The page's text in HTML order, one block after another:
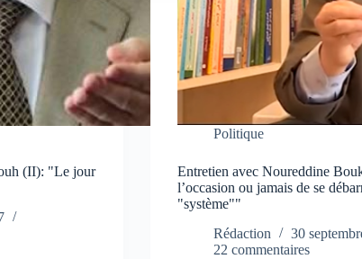
(II): "Le jour
Politique
Entretien avec Noureddine
l’occasion ou jamais de se
"système""
Rédaction
30
22 commentaires